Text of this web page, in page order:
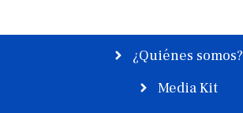
¿Quiénes somos?
Media Kit